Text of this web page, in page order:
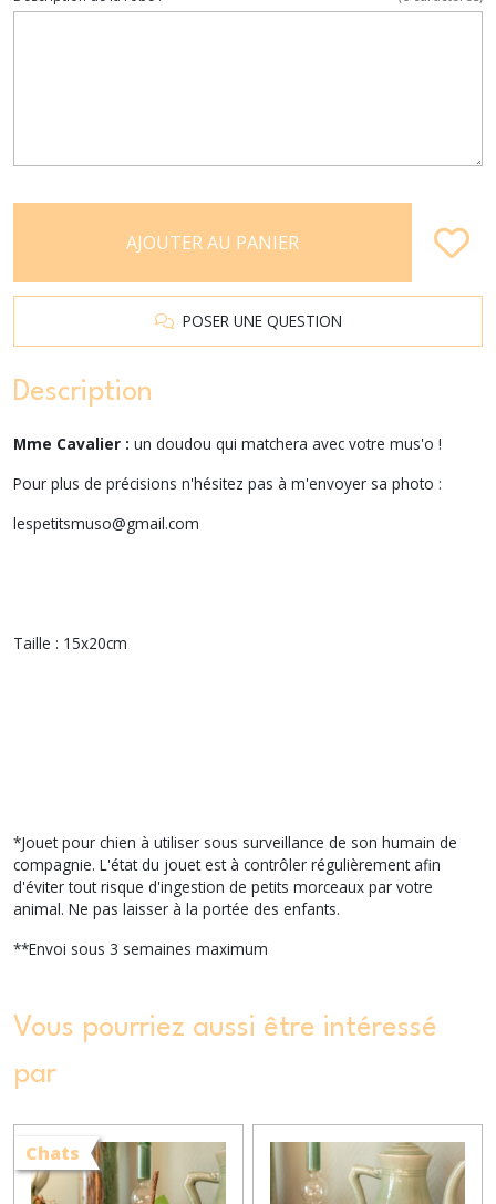
AJOUTER AU PANIER
POSER UNE QUESTION
Description
Mme Cavalier : un doudou qui matchera avec votre mus'o !
Pour plus de précisions n'hésitez pas à m'envoyer sa photo :
lespetitsmuso@gmail.com
Taille : 15x20cm
*Jouet pour chien à utiliser sous surveillance de son humain de
compagnie. L'état du jouet est à contrôler régulièrement afin
d'éviter tout risque d'ingestion de petits morceaux par votre
animal. Ne pas laisser à la portée des enfants.
**Envoi sous 3 semaines maximum
Vous pourriez aussi être intéressé
par
Chats